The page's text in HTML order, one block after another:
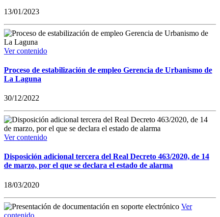
13/01/2023
Ver contenido
Proceso de estabilización de empleo Gerencia de Urbanismo de
La Laguna
30/12/2022
Ver contenido
Disposición adicional tercera del Real Decreto 463/2020, de 14
de marzo, por el que se declara el estado de alarma
18/03/2020
Ver
contenido